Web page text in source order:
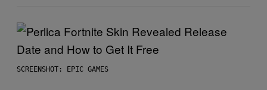
SCREENSHOT: EPIC GAMES